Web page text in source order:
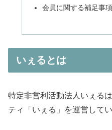
会員に関する補足事項
いぇるとは
特定非営利活動法人いぇる
ティ「いぇる」を運営してい